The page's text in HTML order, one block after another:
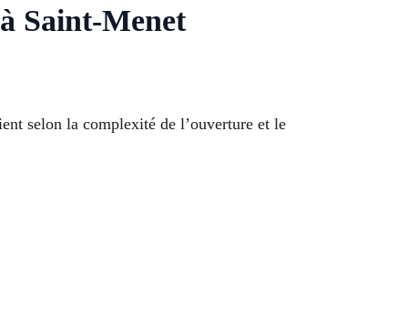
Saint-Menet
selon la complexité de l’ouverture et le